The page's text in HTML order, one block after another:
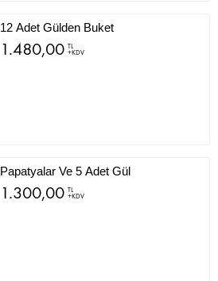
12 Adet Gülden Buket
1.480,00 TL
+KDV
Papatyalar Ve 5 Adet Gül
1.300,00 TL
+KDV